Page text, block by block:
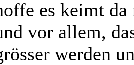
es keimt da
vor allem,
werden